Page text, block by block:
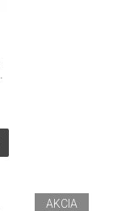
AKCIA